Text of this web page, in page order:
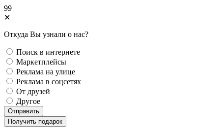
99
✕
Откуда Вы узнали о нас?
Поиск в интернете
Маркетплейсы
Реклама на улице
Реклама в соцсетях
От друзей
Другое
Отправить
Получить подарок